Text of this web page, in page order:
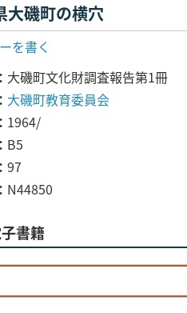
大磯町の横穴
を書く
大磯町文化財調査報告第1冊
大磯町教育委員会
1964/
B5
97
N44850
書籍